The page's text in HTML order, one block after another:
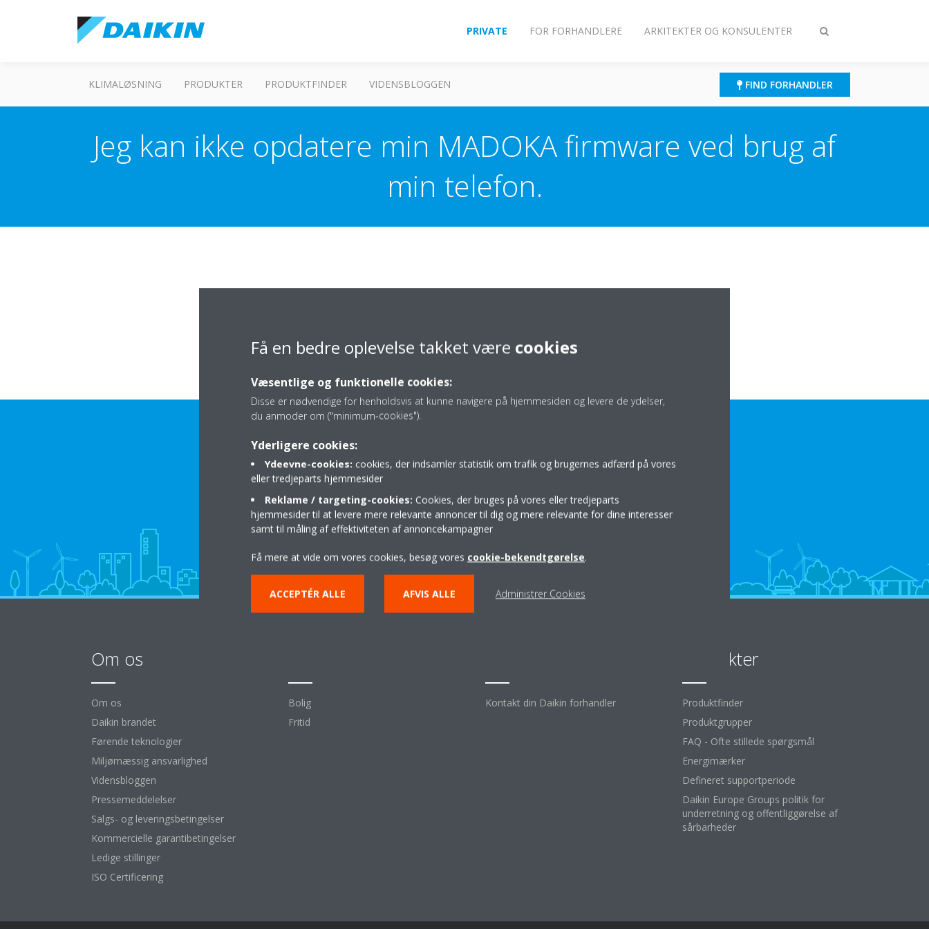
Slå
PRIVATE FOR FORHANDLERE ARKITEKTER OG KONSULENTER
KLIMALØSNING PRODUKTER PRODUKTFINDER VIDENSBLOGGEN FIND FORHANDLER
Jeg kan ikke opdatere min MADOKA firmware ved brug af
min telefon.
KONTAKT DIN DAIKIN FORHANDLER
Om os
Om os
Daikin brandet
Førende teknologier
Miljømæssig ansvarlighed
Vidensbloggen
Pressemeddelelser
Salgs- og leveringsbetingelser
Kommercielle garantibetingelser
Ledige stillinger
ISO Certificering
Bolig
Fritid
Kontakt din Daikin forhandler
Produkter
Produktfinder
Produktgrupper
FAQ - Ofte stillede spørgsmål
Energimærker
Defineret supportperiode
Daikin Europe Groups politik for
underretning og offentliggørelse af
sårbarheder
Få en bedre oplevelse takket være cookies
Væsentlige og funktionelle cookies:
Disse er nødvendige for henholdsvis at kunne navigere på hjemmesiden og levere de ydelser,
du anmoder om ("minimum-cookies").
Yderligere cookies:
Ydeevne-cookies: cookies, der indsamler statistik om trafik og brugernes adfærd på vores
eller tredjeparts hjemmesider
Reklame / targeting-cookies: Cookies, der bruges på vores eller tredjeparts
hjemmesider til at levere mere relevante annoncer til dig og mere relevante for dine interesser
samt til måling af effektiviteten af annoncekampagner
Få mere at vide om vores cookies, besøg vores cookie-bekendtgørelse.
ACCEPTÉR ALLE AFVIS ALLE Administrer Cookies